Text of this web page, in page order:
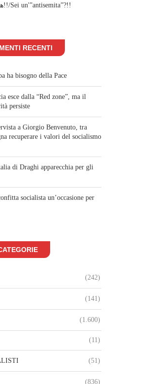
هل أنت “معادٍ للساميّة”؟!!/Sei un'”antisemita”?!!
RECENTI
ha bisogno della Pace
esce dalla “Red zone”, ma il
persiste
a Giorgio Benvenuto, tra
recuperare i valori del socialismo
di Draghi apparecchia per gli
socialista un’occasione per
(242)
(141)
(1.600)
(11)
(51)
(836)